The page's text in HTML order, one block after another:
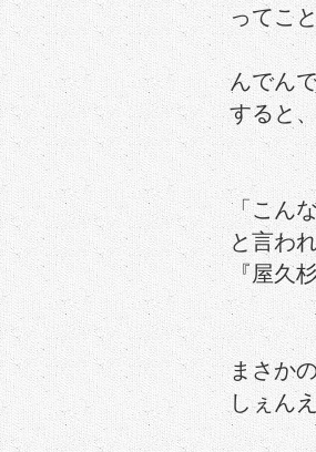
ってこ
んでん
すると
「こん
と言わ
『屋久
まさか
しぇん